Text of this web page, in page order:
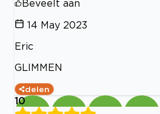
Beveelt aan
14 May 2023
Eric
GLIMMEN
delen
10